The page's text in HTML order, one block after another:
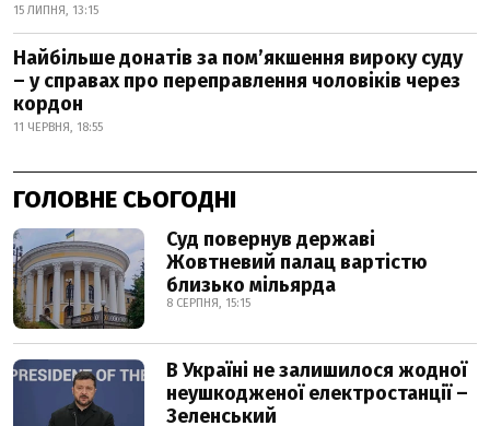
15 ЛИПНЯ, 13:15
Найбільше донатів за пом’якшення вироку суду
– у справах про переправлення чоловіків через
кордон
11 ЧЕРВНЯ, 18:55
ГОЛОВНЕ СЬОГОДНІ
Суд повернув державі
Жовтневий палац вартістю
близько мільярда
8 СЕРПНЯ, 15:15
В Україні не залишилося жодної
неушкодженої електростанції –
Зеленський